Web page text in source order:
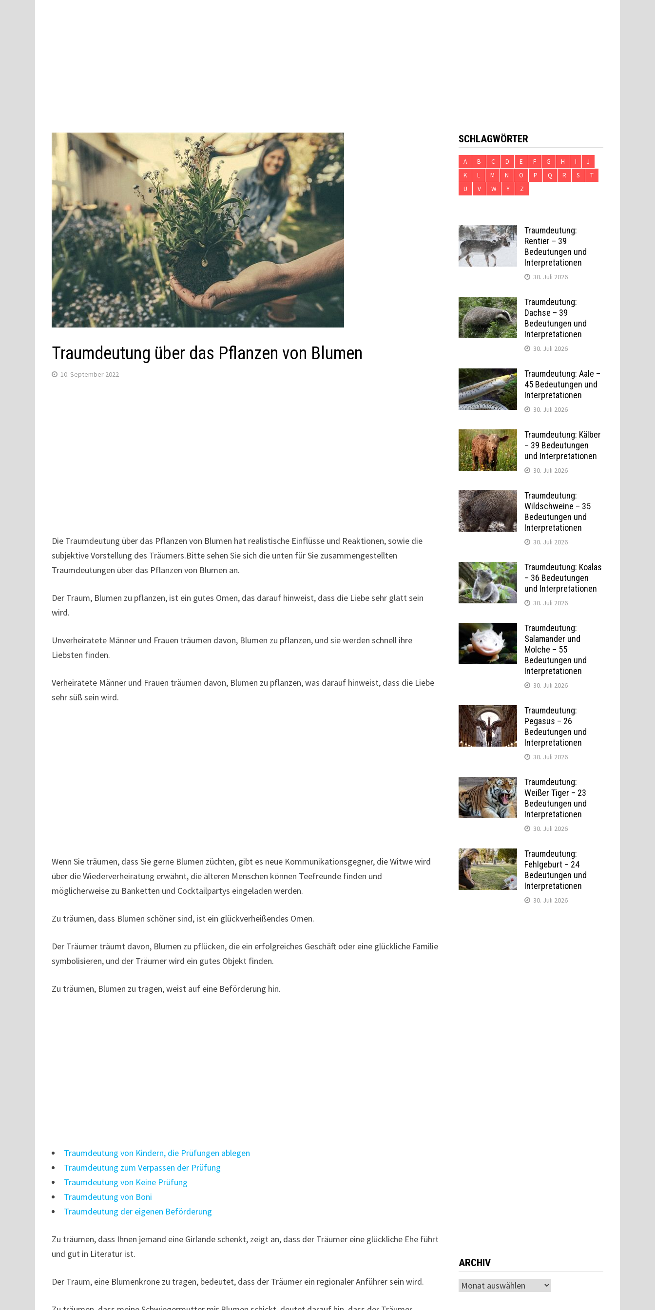
Traumdeutung über das Pflanzen von Blumen
10. September 2022
Die Traumdeutung über das Pflanzen von Blumen hat realistische Einflüsse und Reaktionen, sowie die
subjektive Vorstellung des Träumers.Bitte sehen Sie sich die unten für Sie zusammengestellten
Traumdeutungen über das Pflanzen von Blumen an.
Der Traum, Blumen zu pflanzen, ist ein gutes Omen, das darauf hinweist, dass die Liebe sehr glatt sein
wird.
Unverheiratete Männer und Frauen träumen davon, Blumen zu pflanzen, und sie werden schnell ihre
Liebsten finden.
Verheiratete Männer und Frauen träumen davon, Blumen zu pflanzen, was darauf hinweist, dass die Liebe
sehr süß sein wird.
Wenn Sie träumen, dass Sie gerne Blumen züchten, gibt es neue Kommunikationsgegner, die Witwe wird
über die Wiederverheiratung erwähnt, die älteren Menschen können Teefreunde finden und
möglicherweise zu Banketten und Cocktailpartys eingeladen werden.
Zu träumen, dass Blumen schöner sind, ist ein glückverheißendes Omen.
Der Träumer träumt davon, Blumen zu pflücken, die ein erfolgreiches Geschäft oder eine glückliche Familie
symbolisieren, und der Träumer wird ein gutes Objekt finden.
Zu träumen, Blumen zu tragen, weist auf eine Beförderung hin.
Traumdeutung von Kindern, die Prüfungen ablegen
Traumdeutung zum Verpassen der Prüfung
Traumdeutung von Keine Prüfung
Traumdeutung von Boni
Traumdeutung der eigenen Beförderung
Zu träumen, dass Ihnen jemand eine Girlande schenkt, zeigt an, dass der Träumer eine glückliche Ehe führt
und gut in Literatur ist.
Der Traum, eine Blumenkrone zu tragen, bedeutet, dass der Träumer ein regionaler Anführer sein wird.
SCHLAGWÖRTER
A B C D E F G H I
J
K
L M N O P Q R S
T
U
V W Y Z
Traumdeutung:
Rentier – 39
Bedeutungen und
Interpretationen
30. Juli 2026
Traumdeutung:
Dachse – 39
Bedeutungen und
Interpretationen
30. Juli 2026
Traumdeutung: Aale –
45 Bedeutungen und
Interpretationen
30. Juli 2026
Traumdeutung: Kälber
– 39 Bedeutungen
und Interpretationen
30. Juli 2026
Traumdeutung:
Wildschweine – 35
Bedeutungen und
Interpretationen
30. Juli 2026
Traumdeutung: Koalas
– 36 Bedeutungen
und Interpretationen
30. Juli 2026
Traumdeutung:
Salamander und
Molche – 55
Bedeutungen und
Interpretationen
30. Juli 2026
Traumdeutung:
Pegasus – 26
Bedeutungen und
Interpretationen
30. Juli 2026
Traumdeutung:
Weißer Tiger – 23
Bedeutungen und
Interpretationen
30. Juli 2026
Traumdeutung:
Fehlgeburt – 24
Bedeutungen und
Interpretationen
30. Juli 2026
ARCHIV
Archiv